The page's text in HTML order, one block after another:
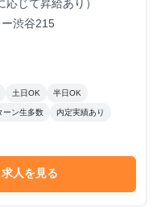
じて昇給あり）
渋谷215
土日OK 半日OK
ーン生多数 内定実績あり
求人を見る